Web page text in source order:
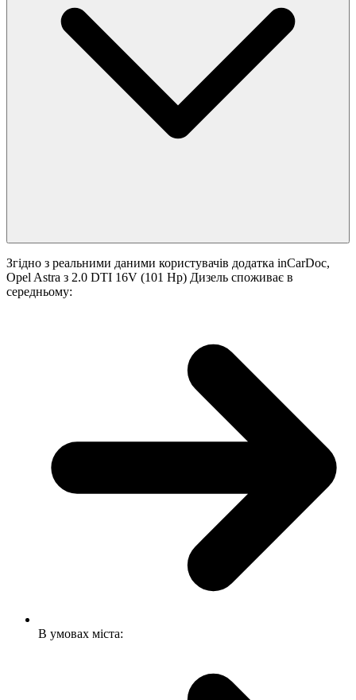
Згідно з реальними даними користувачів додатка inCarDoc,
Opel Astra з 2.0 DTI 16V (101 Hp) Дизель споживає в
середньому:
В умовах міста: